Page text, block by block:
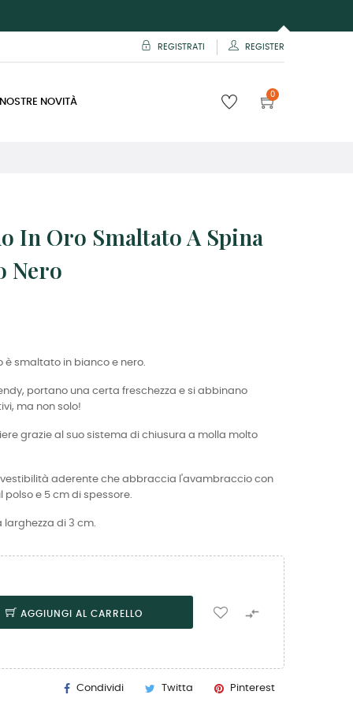
REGISTRATI REGISTER
NOVITÀ
0
In Oro Smaltato A Spina
Nero
smaltato in bianco e nero.
portano una certa freschezza e si abbinano
ma non solo!
grazie al suo sistema di chiusura a molla molto
aderente che abbraccia l'avambraccio con
e 5 cm di spessore.
larghezza di 3 cm.
AGGIUNGI AL CARRELLO 
Condividi Twitta Pinterest